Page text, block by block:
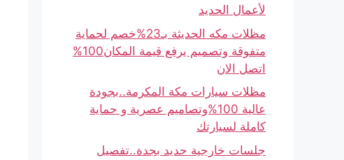
لأعمال الحديد
مظلات مكه الحديثة بـ23%خصم لحماية
متفوقة وتصميم يرفع قيمة المكان100%
اتصل الان
مظلات سيارات مكة المكرمة..بجودة
عالية 100%وتصاميم عصرية و حماية
كاملة لسيارتك
جلسات خارجية حديد بجدة..تفصيل